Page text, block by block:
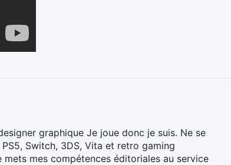
graphique Je joue donc je suis. Ne se
Switch, 3DS, Vita et retro gaming
mes compétences éditoriales au service